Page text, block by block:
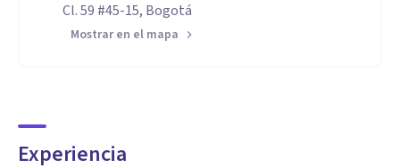
Cl. 59 #45-15, Bogotá
Mostrar en el mapa
Experiencia